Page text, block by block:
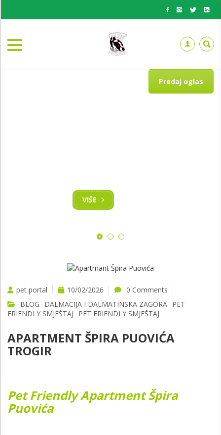
Predaj oglas
VIŠE
pet portal 10/02/2026
0 Comments
BLOG
DALMACIJA I DALMATINSKA ZAGORA PET
FRIENDLY SMJEŠTAJ
PET FRIENDLY SMJEŠTAJ
APARTMENT ŠPIRA PUOVIĆA
TROGIR
Pet Friendly Apartment Špira
Puovića